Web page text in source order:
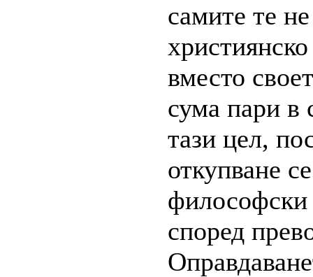
самите те
вместо
сума пари в
тази цел,
откупване
според